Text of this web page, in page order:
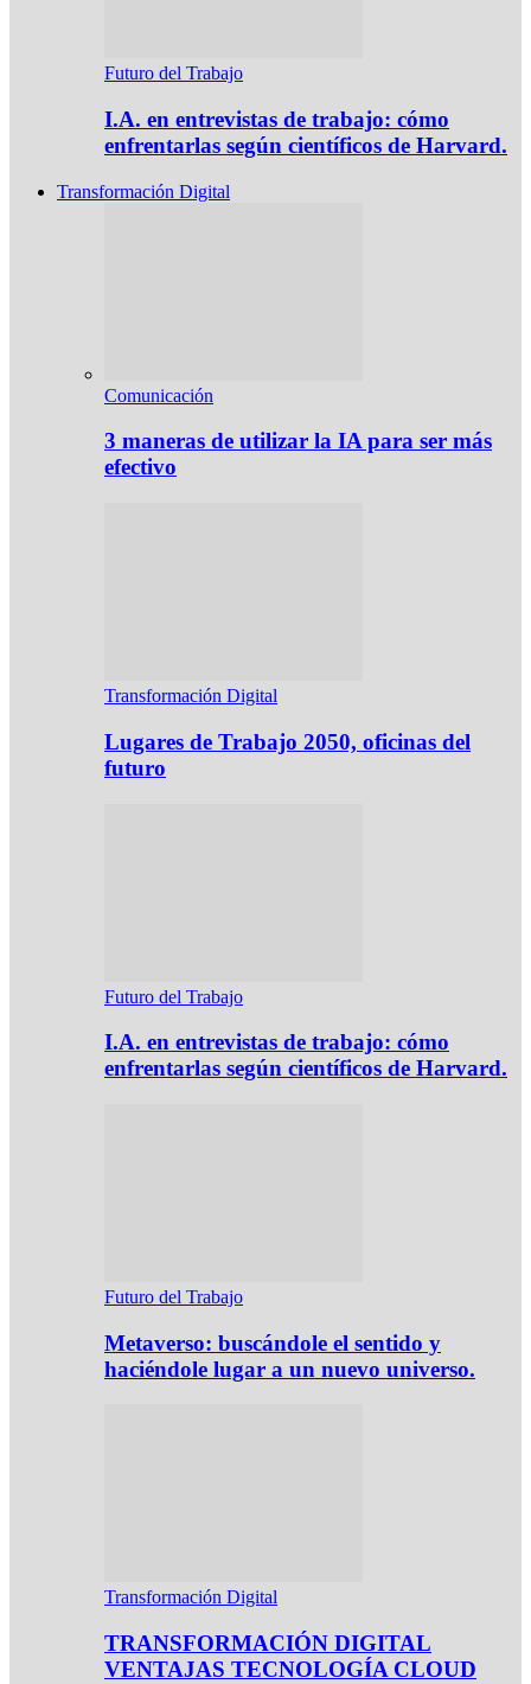
Futuro del Trabajo
I.A. en entrevistas de trabajo: cómo
enfrentarlas según científicos de Harvard.
Transformación Digital
Comunicación
3 maneras de utilizar la IA para ser más
efectivo
Transformación Digital
Lugares de Trabajo 2050, oficinas del
futuro
Futuro del Trabajo
I.A. en entrevistas de trabajo: cómo
enfrentarlas según científicos de Harvard.
Futuro del Trabajo
Metaverso: buscándole el sentido y
haciéndole lugar a un nuevo universo.
Transformación Digital
TRANSFORMACIÓN DIGITAL
VENTAJAS TECNOLOGÍA CLOUD